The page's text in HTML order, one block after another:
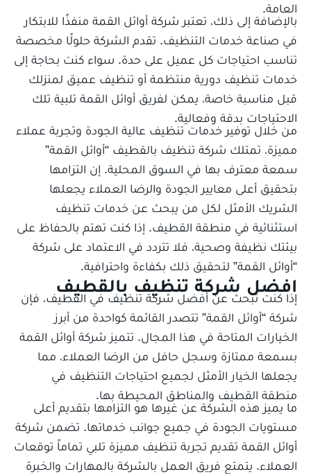
العامة.
بالإضافة إلى ذلك، تعتبر شركة أوائل القمة منفذًا للابتكار
في صناعة خدمات التنظيف. تقدم الشركة حلولًا مخصصة
تناسب احتياجات كل عميل على حدة. سواء كنت بحاجة إلى
خدمات تنظيف دورية منتظمة أو تنظيف عميق لمنزلك
قبل مناسبة خاصة، يمكن لفريق أوائل القمة تلبية تلك
الاحتياجات بدقة وفعالية.
من خلال توفير خدمات تنظيف عالية الجودة وتجربة عملاء
مميزة، تمتلك شركة تنظيف بالقطيف “أوائل القمة”
سمعة معترف بها في السوق المحلية. إن التزامها
بتحقيق أعلى معايير الجودة والرضا العملاء يجعلها
الشريك الأمثل لكل من يبحث عن خدمات تنظيف
استثنائية في منطقة القطيف. إذا كنت تهتم بالحفاظ على
بيئتك نظيفة وصحية، فلا تتردد في الاعتماد على شركة
“أوائل القمة” لتحقيق ذلك بكفاءة واحترافية.
افضل شركة تنظيف بالقطيف
إذا كنت تبحث عن أفضل شركة تنظيف في القطيف، فإن
شركة “أوائل القمة” تتصدر القائمة كواحدة من أبرز
الخيارات المتاحة في هذا المجال. تتميز شركة أوائل القمة
بسمعة ممتازة وسجل حافل من الرضا العملاء، مما
يجعلها الخيار الأمثل لجميع احتياجات التنظيف في
منطقة القطيف والمناطق المحيطة بها.
ما يميز هذه الشركة عن غيرها هو التزامها بتقديم أعلى
مستويات الجودة في جميع جوانب خدماتها. تضمن شركة
أوائل القمة تقديم تجربة تنظيف مميزة تلبي تماماً توقعات
العملاء. يتمتع فريق العمل بالشركة بالمهارات والخبرة